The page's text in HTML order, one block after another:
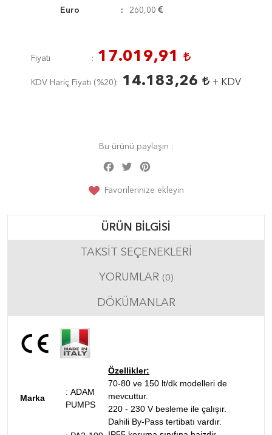
Euro
260,00
Fiyatı 17.019,91
KDV Hariç Fiyatı ( %20 ) 14.183,26 + KDV
Bu ürünü paylaşın :
Facebook
Twitter
Favorilerinize ekleyin
ÜRÜN BILGISI
TAKSIT SEÇENEKLERI
YORUMLAR (0)
DÖKÜMANLAR
Marka
: ADAM
PUMPS
Özellikler:
70-80 ve 150 lt/dk modelleri de
mevcuttur.
220 - 230 V besleme ile çalışır.
Dahili By-Pass tertibatı vardır.